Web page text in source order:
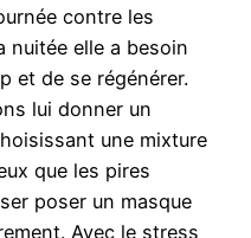
contre les
nuitée elle a besoin
et de se régénérer.
lui donner un
une mixture
que les pires
poser un masque
Avec le stress